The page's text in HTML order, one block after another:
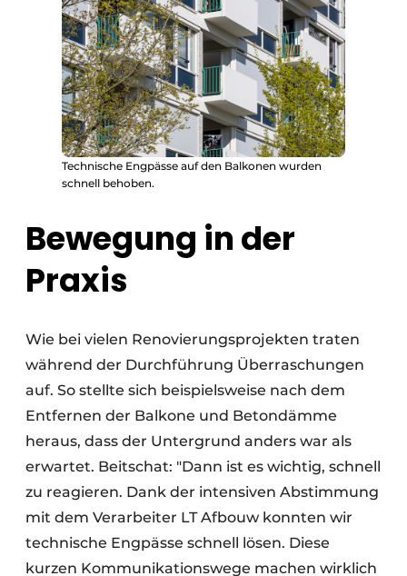
Technische Engpässe auf den Balkonen wurden
schnell behoben.
Bewegung in der
Praxis
Wie bei vielen Renovierungsprojekten traten
während der Durchführung Überraschungen
auf. So stellte sich beispielsweise nach dem
Entfernen der Balkone und Betondämme
heraus, dass der Untergrund anders war als
erwartet. Beitschat: "Dann ist es wichtig, schnell
zu reagieren. Dank der intensiven Abstimmung
mit dem Verarbeiter LT Afbouw konnten wir
technische Engpässe schnell lösen. Diese
kurzen Kommunikationswege machen wirklich